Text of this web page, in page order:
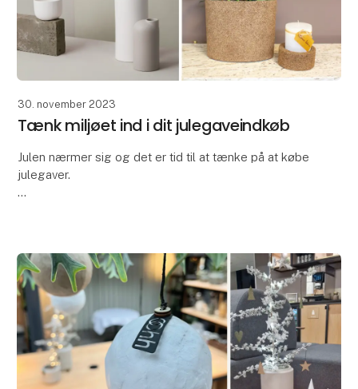
30. november 2023
Tænk miljøet ind i dit julegaveindkøb
Julen nærmer sig og det er tid til at tænke på at købe
julegaver.
begyndelsen på en ny
jule